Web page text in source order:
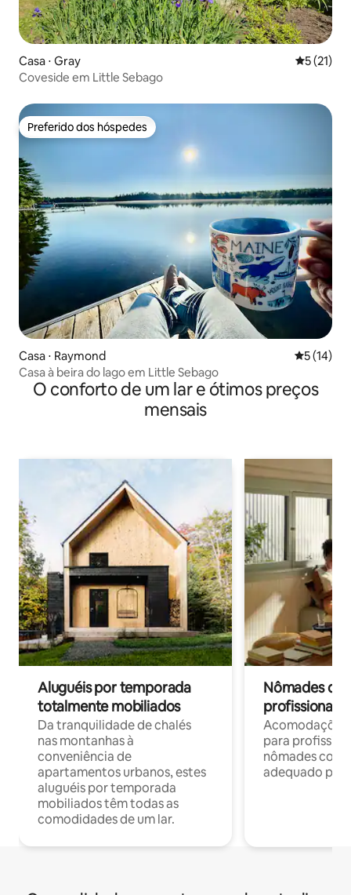
Casa ⋅ Gray 5 de uma
5 (21)
Coveside em Little Sebago
Preferido dos hóspedes
Preferido dos hóspedes
Casa ⋅ Raymond 5 de uma
5 (14)
Casa à beira do lago em Little Sebago
O conforto de um lar e ótimos preços
mensais
Aluguéis por temporada
totalmente mobiliados
Da tranquilidade de chalés
nas montanhas à
conveniência de
apartamentos urbanos, estes
aluguéis por temporada
mobiliados têm todas as
comodidades de um lar.
Nômades
profissionais
para
nômades com
adequado